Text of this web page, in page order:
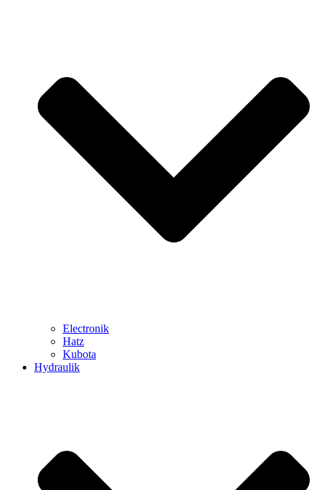
Electronik
Hatz
Kubota
Hydraulik